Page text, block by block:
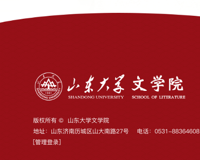
版权所有 © 山东大学文学院
地址：山东济南历城区山大南路27号 电话：0531-88364608
[管理登录]